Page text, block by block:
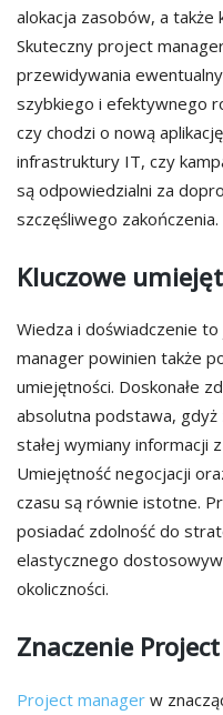
alokacja zasobów, a
Skuteczny project
przewidywania
szybkiego i efektywnego
czy chodzi o nową
infrastruktury IT, czy
są odpowiedzialni za
szczęśliwego zakończenia.
Kluczowe
Wiedza i doświadczenie
manager powinien także
umiejętności. Doskonałe
absolutna podstawa,
stałej wymiany informacji
Umiejętność negocjacji
czasu są równie istotne.
posiadać zdolność do
elastycznego
okoliczności.
Znaczenie
Project manager w